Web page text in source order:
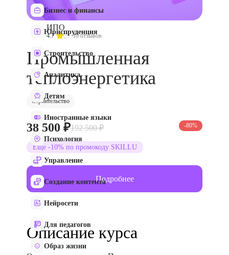
Бизнес и финансы
Юриспруденция
Строительство
Аналитика
Детям
Иностранные языки
Психология
Управление
Создание контента
Нейросети
Для педагогов
Образ жизни
ИПО
4.7 10 отзывов
Промышленная
теплоэнергетика
Строительство
38 500 ₽192 500 ₽
Еще -10% по промокоду SKILLU
-80%
Подробнее
Описание курса